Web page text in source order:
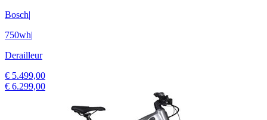
Bosch|
750wh|
Derailleur
€ 5.499,00
€ 6.299,00